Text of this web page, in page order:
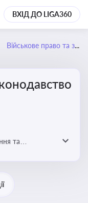
ВХІД ДО LIGA360
Військове право та законодавство
та